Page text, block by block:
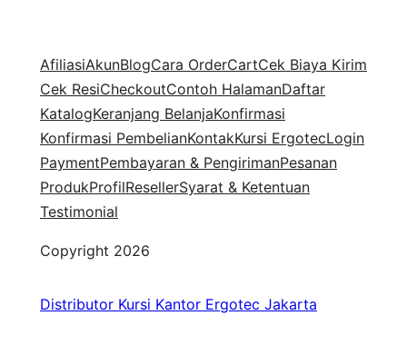
AfiliasiAkunBlogCara OrderCartCek Biaya Kirim
Cek ResiCheckoutContoh HalamanDaftar
KatalogKeranjang BelanjaKonfirmasi
Konfirmasi PembelianKontakKursi ErgotecLogin
PaymentPembayaran & PengirimanPesanan
ProdukProfilResellerSyarat & Ketentuan
Testimonial
Copyright 2026
Distributor Kursi Kantor Ergotec Jakarta